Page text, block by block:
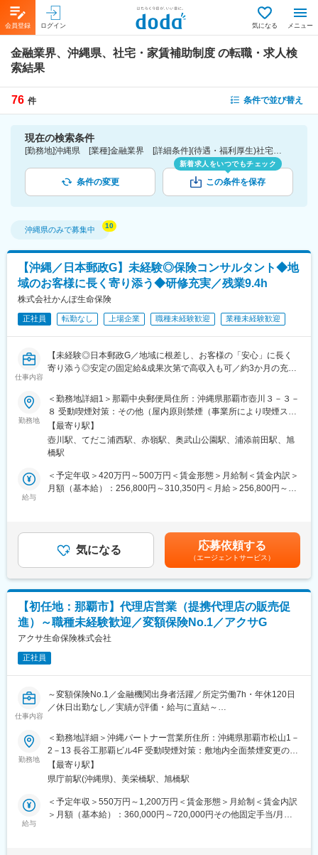
会員登録 ログイン 気になる メニュー
金融業界、沖縄県、社宅・家賃補助制度 の転職・求人検
索結果
76 件 条件で並び替え
現在の検索条件
[勤務地]沖縄県 [業種]金融業界 [詳細条件](待遇・福利厚生)社宅・家賃補助制度
条件の変更
新着求人をいつでもチェック
この条件を保存
沖縄県のみで募集中
【沖縄／日本郵政G】未経験◎保険コンサルタント◆地
域のお客様に長く寄り添う◆研修充実／残業9.4h
株式会社かんぽ生命保険
正社員 転勤なし 上場企業 職種未経験歓迎 業種未経験歓迎
仕事内容
【未経験◎日本郵政G／地域に根差し、お客様の「安心」に長く
寄り添う◎安定の固定給&成果次第で高収入も可／約3か月の充実
★未経験でも長期的にご活躍！
（1）約3か月の集合研修で同期とスタート★子育てなどで参加が
難しい方はリモートプログラムあり
└配属後も班体制で、教育トレーナーや先輩が日常的にフォロー
（2）営業・保険未経験で入社した社員が多数活躍中
└販売接客、事務、技術職、介護職など未経験スタートの社員が
多く定着・活躍中
└ノルマはなく上長と相談しながら目標設定。売上だけでなく、
お客様対応の質やアフターフォローなども含めて総合的に評価
をお任せいたします。
教育、結婚、出産、老後など日々の暮らしの中で生じるお悩みに
対し、郵便局と一体となった地域密着のサービスを活かしなが
ら、一人ひとりに寄り添ったご案内・ご相談対応を行います。
例）1日の流れ：
8:30始業／9:00訪問準備～訪問※契約内容のご説明等など
12:00昼食／13:00訪問
16:00帰社（翌日以降の訪問準備・事務作業）／17:15退社
郵便局の制服を着用しているため、お話を聞いていただきやす
く、アポイント取得や訪問時のハードルが低い点も特徴です。
「あなたに相談したい」「お願いしてよかった」といった言葉を
いただけたときに、大きな達成感とやりがいを感じられます。
また原付での営業活動が基本のため、入社後の研修で安全に運転
できるようサポートします。
勤務地
＜勤務地詳細1＞那覇中央郵便局住所：沖縄県那覇市壺川３－３－
８ 受動喫煙対策：その他（屋内原則禁煙（事業所により喫煙スペ
ースあり））＜勤務地詳細2＞宜野湾郵便局住所：沖縄県宜野湾市
愛知２－３－１２ 受動喫煙対策：その他（屋内原則禁煙（事業所
により喫煙スペースあり））＜勤務地詳細3＞糸満郵便局住所：沖
（事業所により喫煙スペースあり））変更の範囲：沖縄県内6カ所
の郵便局
【最寄り駅】
壺川駅、てだこ浦西駅、赤嶺駅、奥武山公園駅、浦添前田駅、旭
橋駅
給与
＜予定年収＞420万円～500万円＜賃金形態＞月給制＜賃金内訳＞
月額（基本給）：256,800円～310,350円＜月給＞256,800円～
当、都市部に勤務する社員に対する勤務地手当等を支給■詳細は社
内規程に基づき決定します。■昇給：年1回／賞与：年2回賃金は
あくまでも目安の金額であり、選考を通じて上下する可能性があ
ります。月給(月額)は固定手当を含めた表記です。
気になる 応募依頼する
（エージェントサービス）
【初任地：那覇市】代理店営業（提携代理店の販売促
進）～職種未経験歓迎／変額保険No.1／アクサG
アクサ生命保険株式会社
正社員
仕事内容
～変額保険No.1／金融機関出身者活躍／所定労働7h・年休120日
／休日出勤なし／実績が評価・給与に直結～
【変額保険No.1】商品力で代理店から選ばれる
【希望勤務地制度】初任地確約＋希望エリアで3年勤務保証
【多様なキャリアパス】マネジメントへの道はもちろん、公募制
度で他部署へのチャレンジも可能
■業務内容
当社との委託契約を締結した生命保険募集代理店（生命保険代理
勤務地
＜勤務地詳細＞沖縄パートナー営業所住所：沖縄県那覇市松山1－
2－13 長谷工那覇ビル4F 受動喫煙対策：敷地内全面禁煙変更の範
囲：会社の定める事業所（リモートワーク含む）
【最寄り駅】
県庁前駅(沖縄県)、美栄橋駅、旭橋駅
給与
＜予定年収＞550万円～1,200万円＜賃金形態＞月給制＜賃金内訳
＞月額（基本給）：360,000円～720,000円その他固定手当/月：